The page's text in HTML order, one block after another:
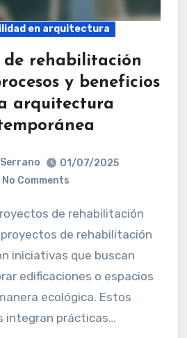
en arquitectura
de rehabilitación
y beneficios
arquitectura
01/07/2025
No Comments
de rehabilitación
iniciativas que buscan
edificaciones o espacios
ecológica. Estos
integran prácticas…